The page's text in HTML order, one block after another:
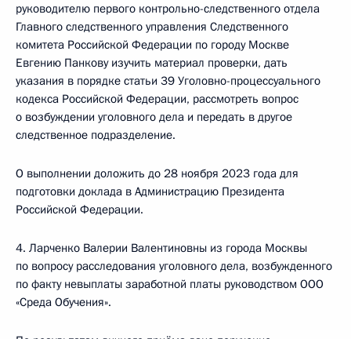
руководителю первого контрольно-следственного отдела
Главного следственного управления Следственного
комитета Российской Федерации по городу Москве
Евгению Панкову изучить материал проверки, дать
указания в порядке статьи 39 Уголовно-процессуального
кодекса Российской Федерации, рассмотреть вопрос
о возбуждении уголовного дела и передать в другое
следственное подразделение.
О выполнении доложить до 28 ноября 2023 года для
подготовки доклада в Администрацию Президента
Российской Федерации.
4. Ларченко Валерии Валентиновны из города Москвы
по вопросу расследования уголовного дела, возбужденного
по факту невыплаты заработной платы руководством ООО
«Среда Обучения».